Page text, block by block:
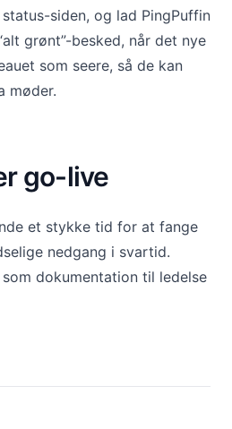
siden, og lad PingPuffin
grønt”-besked, når det nye
som seere, så de kan
møder.
go-live
et stykke tid for at fange
nedgang i svartid.
dokumentation til ledelse